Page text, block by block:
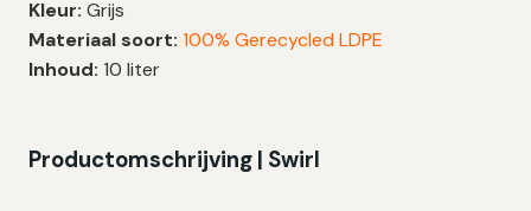
My
|
–
Kleur: Grijs
Materiaal soort: 100% Gerecycled LDPE
Inhoud: 10 liter
Productomschrijving | Swirl